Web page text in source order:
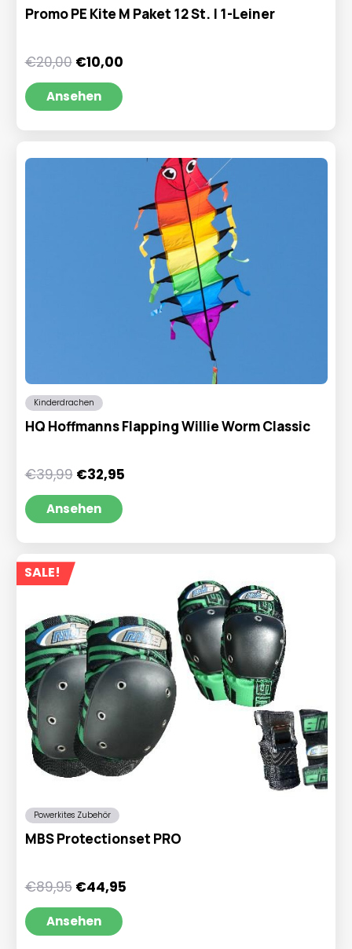
Promo PE Kite M Paket 12 St. | 1-Leiner
€20,00 Ursprünglicher
Preis
war:
€20,00
€10,00Aktueller
ist:
Ansehen
Kinderdrachen
HQ Hoffmanns Flapping Willie Worm Classic
€39,99 Ursprünglicher
Preis
war:
€39,99
€32,95Aktueller
Ansehen
SALE!
Powerkites Zubehör
MBS Protectionset PRO
€89,95 Ursprünglicher
Preis
war:
€89,95
€44,95Aktueller
Ansehen